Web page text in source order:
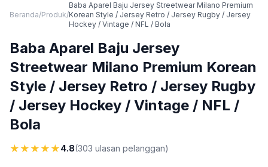
Beranda/Produk/
Baba Aparel Baju Jersey Streetwear Milano Premium
Korean Style / Jersey Retro / Jersey Rugby / Jersey
Hockey / Vintage / NFL / Bola
Baba Aparel Baju Jersey
Streetwear Milano Premium Korean
Style / Jersey Retro / Jersey Rugby
/ Jersey Hockey / Vintage / NFL /
Bola
★ ★ ★ ★ ★4.8(303 ulasan pelanggan)